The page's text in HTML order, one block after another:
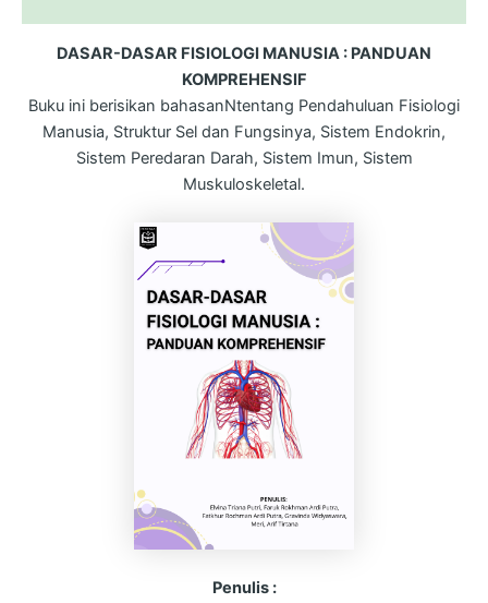
DASAR-DASAR FISIOLOGI MANUSIA : PANDUAN
KOMPREHENSIF
Buku ini berisikan bahasanNtentang Pendahuluan Fisiologi
Manusia, Struktur Sel dan Fungsinya, Sistem Endokrin,
Sistem Peredaran Darah, Sistem Imun, Sistem
Muskuloskeletal.
Penulis :